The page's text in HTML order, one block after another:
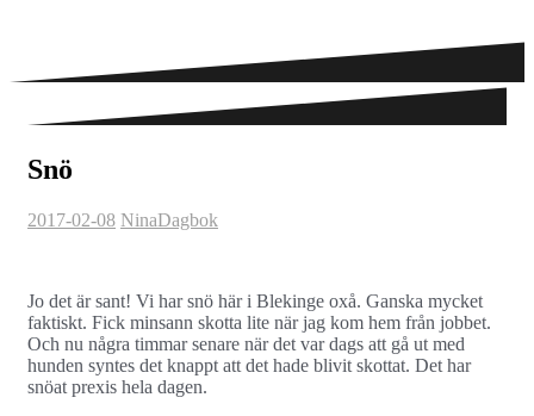
Snö
2017-02-08 NinaDagbok
Jo det är sant! Vi har snö här i Blekinge oxå. Ganska mycket
faktiskt. Fick minsann skotta lite när jag kom hem från jobbet.
Och nu några timmar senare när det var dags att gå ut med
hunden syntes det knappt att det hade blivit skottat. Det har
snöat prexis hela dagen.